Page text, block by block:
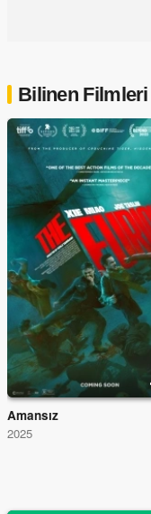
Bilinen Filmleri
Amansız
2025